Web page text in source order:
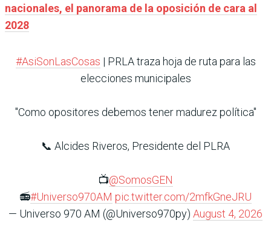
nacionales, el panorama de la oposición de cara al
2028
#AsiSonLasCosas | PRLA traza hoja de ruta para las
elecciones municipales
"Como opositores debemos tener madurez política"
📞 Alcides Riveros, Presidente del PLRA
📺@SomosGEN
📻#Universo970AM pic.twitter.com/2mfkGneJRU
— Universo 970 AM (@Universo970py) August 4, 2026